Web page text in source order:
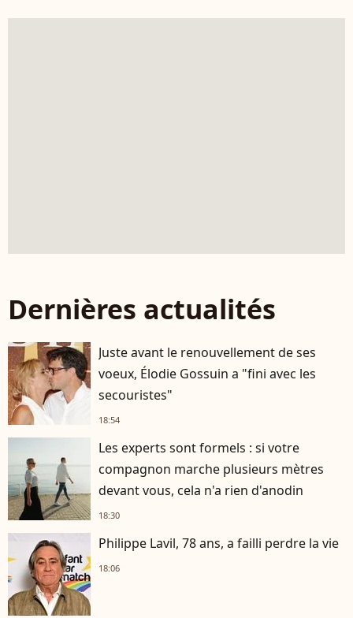
Dernières actualités
Juste avant le renouvellement de ses
voeux, Élodie Gossuin a "fini avec les
secouristes"
18:54
Les experts sont formels : si votre
compagnon marche plusieurs mètres
devant vous, cela n'a rien d'anodin
18:30
Philippe Lavil, 78 ans, a failli perdre la vie
18:06